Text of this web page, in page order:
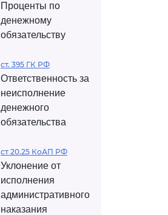
Проценты по
денежному
обязательству
ст. 395 ГК РФ
Ответственность за
неисполнение
денежного
обязательства
ст 20.25 КоАП РФ
Уклонение от
исполнения
административного
наказания